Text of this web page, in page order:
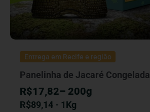
Entrega em Recife e região
Panelinha de Jacaré Congelada
R$17,82– 200g
R$89,14 - 1Kg